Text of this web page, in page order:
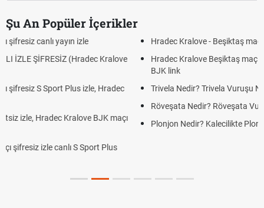
Şu An Popüler İçerikler
Hradec Kralove - Beşiktaş maçı şifresiz izle canlı tv100 linki
Hradec Kralove Beşiktaş maçı şifresiz tv100 izle, Hradec Kralove
Trivela Nedir? Trivela Vuruşu Nasıl Yapılır?
Röveşata Nedir? Röveşata Vuruşu Nasıl Yapılır?
Plonjon Nedir? Kalecilikte Plonjon Hareketi Nasıl Yapılır?